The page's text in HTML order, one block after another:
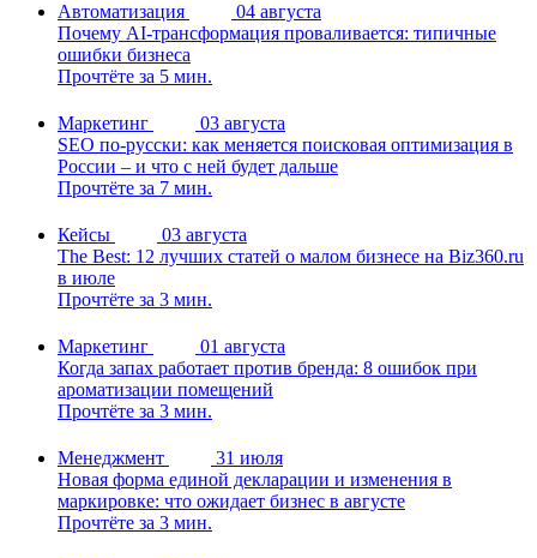
Автоматизация
04 августа
Почему AI-трансформация проваливается: типичные
ошибки бизнеса
Прочтёте за 5 мин.
Маркетинг
03 августа
SEO по-русски: как меняется поисковая оптимизация в
России – и что с ней будет дальше
Прочтёте за 7 мин.
Кейсы
03 августа
The Best: 12 лучших статей о малом бизнесе на Biz360.ru
в июле
Прочтёте за 3 мин.
Маркетинг
01 августа
Когда запах работает против бренда: 8 ошибок при
ароматизации помещений
Прочтёте за 3 мин.
Менеджмент
31 июля
Новая форма единой декларации и изменения в
маркировке: что ожидает бизнес в августе
Прочтёте за 3 мин.